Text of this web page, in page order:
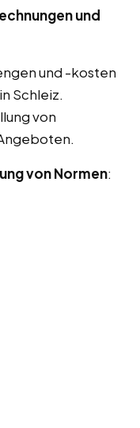
und
und -kosten
Schleiz.
von
von Normen: